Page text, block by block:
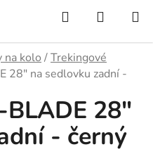
Hledat
KOŠÍK
na kolo /Trekingové
28" na sedlovku zadní -
28"
- černý